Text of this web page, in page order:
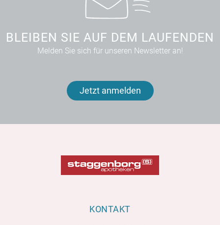
BLEIBEN SIE AUF DEM LAUFENDEN
Melden Sie sich für unseren Newsletter an!
Jetzt anmelden
KONTAKT